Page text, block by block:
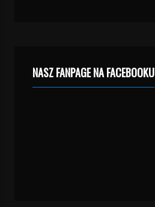
NASZ FANPAGE NA FACEBOOKU